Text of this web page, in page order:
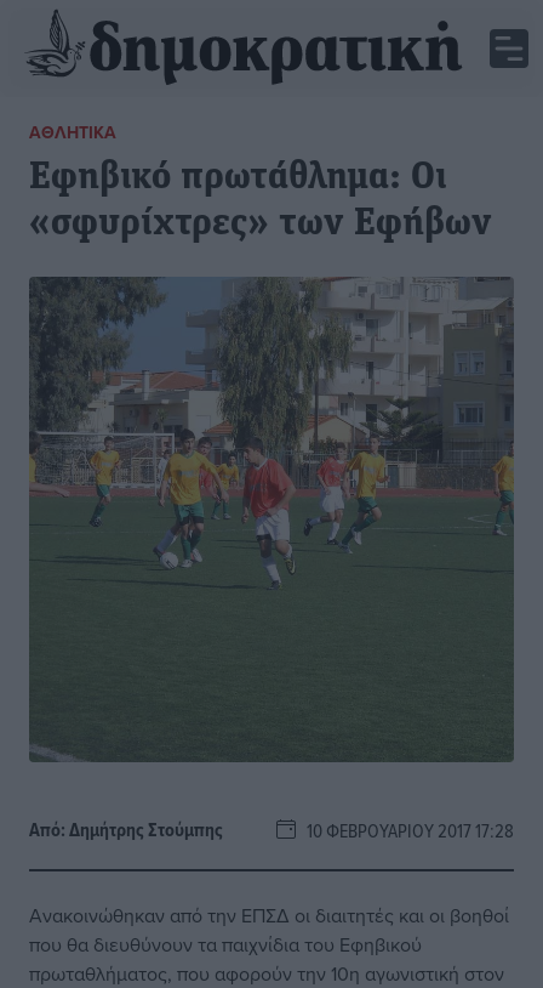
ΑΘΛΗΤΙΚΆ
Εφηβικό πρωτάθλημα: Οι
«σφυρίχτρες» των Εφήβων
Από:Δημήτρης Στούμπης 10 ΦΕΒΡΟΥΑΡΊΟΥ 2017 17:28
Ανακοινώθηκαν από την ΕΠΣΔ οι διαιτητές και οι βοηθοί
που θα διευθύνουν τα παιχνίδια του Εφηβικού
πρωταθλήματος, που αφορούν την 10η αγωνιστική στον